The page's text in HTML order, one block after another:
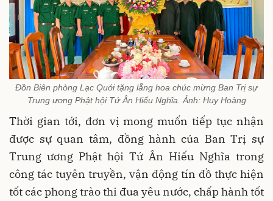
Đồn Biên phòng Lạc Quới tặng lẵng hoa chúc mừng Ban Trị sự
Trung ương Phật hội Tứ Ân Hiếu Nghĩa. Ảnh: Huy Hoàng
Thời gian tới, đơn vị mong muốn tiếp tục nhận
được sự quan tâm, đồng hành của Ban Trị sự
Trung ương Phật hội Tứ Ân Hiếu Nghĩa trong
công tác tuyên truyền, vận động tín đồ thực hiện
tốt các phong trào thi đua yêu nước, chấp hành tốt